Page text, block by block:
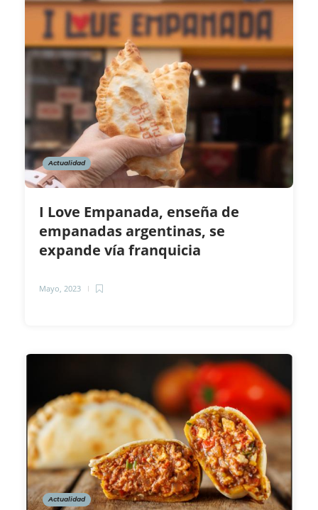
Actualidad
I Love Empanada, enseña de
empanadas argentinas, se
expande vía franquicia
Mayo, 2023
Actualidad